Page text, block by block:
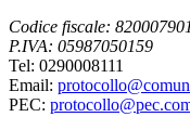
Codice fiscale:
P.IVA: 05987050159
Tel: 0290008111
Email:
PEC: